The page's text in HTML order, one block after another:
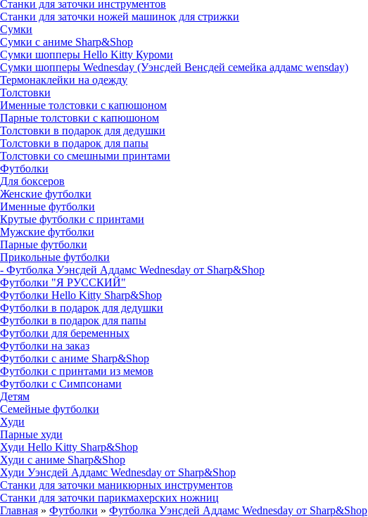
Станки для заточки инструментов
Станки для заточки ножей машинок для стрижки
Сумки
Сумки с аниме Sharp&Shop
Сумки шопперы Hello Kitty Куроми
Сумки шопперы Wednesday (Уэнсдей Венсдей семейка аддамс wensday)
Термонаклейки на одежду
Толстовки
Именные толстовки с капюшоном
Парные толстовки с капюшоном
Толстовки в подарок для дедушки
Толстовки в подарок для папы
Толстовки со смешными принтами
Футболки
Для боксеров
Женские футболки
Именные футболки
Крутые футболки с принтами
Мужские футболки
Парные футболки
Прикольные футболки
- Футболка Уэнсдей Аддамс Wednesday от Sharp&Shop
Футболки "Я РУССКИЙ"
Футболки Hello Kitty Sharp&Shop
Футболки в подарок для дедушки
Футболки в подарок для папы
Футболки для беременных
Футболки на заказ
Футболки с аниме Sharp&Shop
Футболки с принтами из мемов
Футболки с Симпсонами
Детям
Семейные футболки
Худи
Парные худи
Худи Hello Kitty Sharp&Shop
Худи с аниме Sharp&Shop
Худи Уэнсдей Аддамс Wednesday от Sharp&Shop
Станки для заточки маникюрных инструментов
Станки для заточки парикмахерских ножниц
Главная » Футболки » Футболка Уэнсдей Аддамс Wednesday от Sharp&Shop